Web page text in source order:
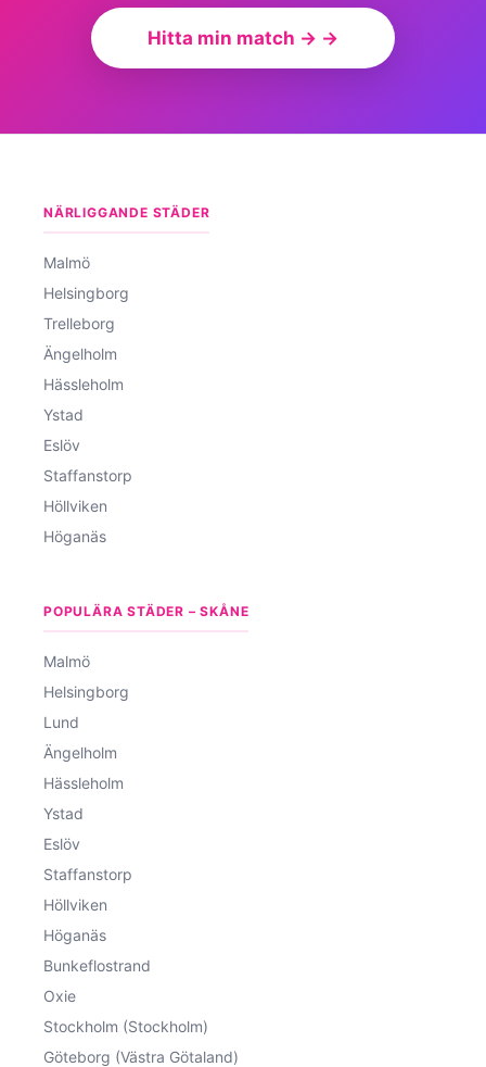
Hitta min match → →
NÄRLIGGANDE STÄDER
Malmö
Helsingborg
Trelleborg
Ängelholm
Hässleholm
Ystad
Eslöv
Staffanstorp
Höllviken
Höganäs
POPULÄRA STÄDER – SKÅNE
Malmö
Helsingborg
Lund
Ängelholm
Hässleholm
Ystad
Eslöv
Staffanstorp
Höllviken
Höganäs
Bunkeflostrand
Oxie
Stockholm (Stockholm)
Göteborg (Västra Götaland)